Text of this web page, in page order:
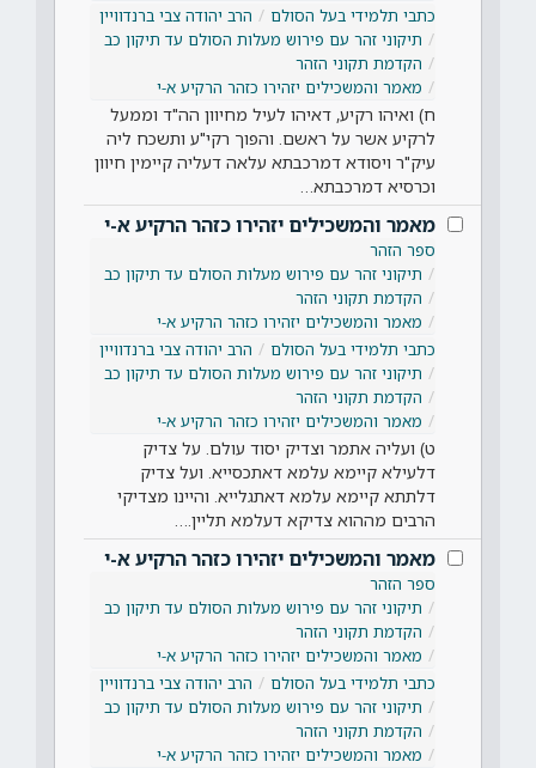
כתבי תלמידי בעל הסולם
הרב יהודה צבי ברנדוויין
תיקוני זהר עם פירוש מעלות הסולם עד תיקון כב
הקדמת תקוני הזהר
מאמר והמשכילים יזהירו כזהר הרקיע א-י
ח) ואיהו רקיע, דאיהו לעיל מחיוון הה"ד וממעל
לרקיע אשר על ראשם. והפוך רקי"ע ותשכח ליה
עיק"ר ויסודא דמרכבתא עלאה דעליה קיימין חיוון
וכרסיא דמרכבתא…
מאמר והמשכילים יזהירו כזהר הרקיע א-י
ספר הזהר
תיקוני זהר עם פירוש מעלות הסולם עד תיקון כב
הקדמת תקוני הזהר
מאמר והמשכילים יזהירו כזהר הרקיע א-י
כתבי תלמידי בעל הסולם
הרב יהודה צבי ברנדוויין
תיקוני זהר עם פירוש מעלות הסולם עד תיקון כב
הקדמת תקוני הזהר
מאמר והמשכילים יזהירו כזהר הרקיע א-י
ט) ועליה אתמר וצדיק יסוד עולם. על צדיק
דלעילא קיימא עלמא דאתכסייא. ועל צדיק
דלתתא קיימא עלמא דאתגלייא. והיינו מצדיקי
הרבים מההוא צדיקא דעלמא תליין.…
מאמר והמשכילים יזהירו כזהר הרקיע א-י
ספר הזהר
תיקוני זהר עם פירוש מעלות הסולם עד תיקון כב
הקדמת תקוני הזהר
מאמר והמשכילים יזהירו כזהר הרקיע א-י
כתבי תלמידי בעל הסולם
הרב יהודה צבי ברנדוויין
תיקוני זהר עם פירוש מעלות הסולם עד תיקון כב
הקדמת תקוני הזהר
מאמר והמשכילים יזהירו כזהר הרקיע א-י